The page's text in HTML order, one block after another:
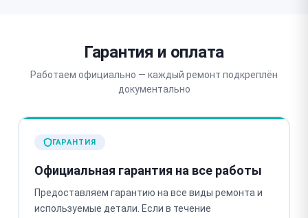
Гарантия и оплата
Работаем официально — каждый ремонт подкреплён
документально
ГАРАНТИЯ
Официальная гарантия на все работы
Предоставляем гарантию на все виды ремонта и
используемые детали. Если в течение